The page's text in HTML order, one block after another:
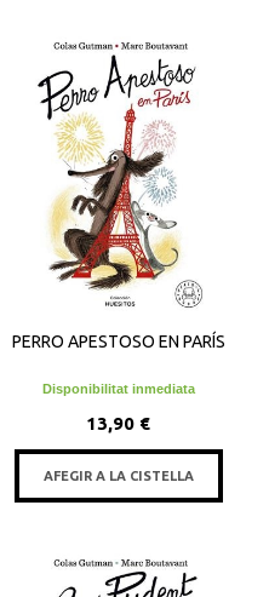
PERRO APESTOSO EN PARÍS
Disponibilitat inmediata
13,90 €
AFEGIR A LA CISTELLA